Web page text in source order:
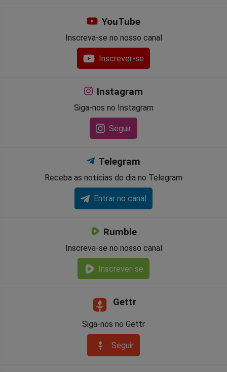
YouTube
Inscreva-se no nosso canal
Inscrever-se
Instagram
Siga-nos no Instagram
Seguir
Telegram
Receba as notícias do dia no Telegram
Entrar no canal
Rumble
Inscreva-se no nosso canal
Inscrever-se
Gettr
Siga-nos no Gettr
Seguir